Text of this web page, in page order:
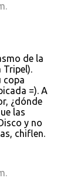
de la
Tripel).
copa
=). A
¿dónde
las
y no
chiflen.